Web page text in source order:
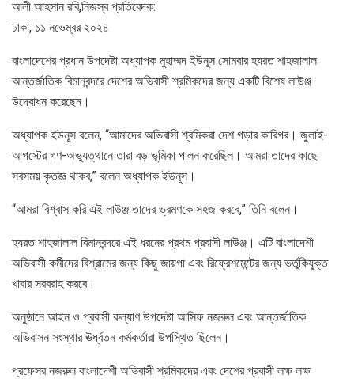
আলী আহসান রবি,নিজস্ব প্রতিবেদক:
ঢাকা, ১১ নভেম্বর ২০২৪
বাংলাদেশের প্রধান উপদেষ্টা অধ্যাপক মুহাম্মদ ইউনূস সোমবার হযরত শাহজালাল
আন্তর্জাতিক বিমানবন্দরে দেশের অভিবাসী শ্রমিকদের জন্য একটি বিশেষ লাউঞ্জ
উদ্বোধন করেছেন।
অধ্যাপক ইউনূস বলেন, “আমাদের অভিবাসী শ্রমিকরা দেশ গড়ার কারিগর। জুলাই-
আগস্টের গণ-অভ্যুত্থানে তারা বড় ভূমিকা পালন করেছিল। আমরা তাদের কাছে
সবসময় কৃতজ্ঞ থাকব,” বলেন অধ্যাপক ইউনূস।
“আমরা বিশ্বাস করি এই লাউঞ্জ তাদের ভ্রমণকে সহজ করবে,” তিনি বলেন।
হযরত শাহজালাল বিমানবন্দরে এই ধরনের প্রথম প্রবাসী লাউঞ্জ। এটি বাংলাদেশী
অভিবাসী কর্মীদের বিশ্রামের জন্য কিছু জায়গা এবং রিফ্রেশমেন্টের জন্য ভর্তুকিযুক্ত
খাবার সরবরাহ করবে।
অনুষ্ঠানে আইন ও প্রবাসী কল্যাণ উপদেষ্টা আসিফ নজরুল এবং আন্তর্জাতিক
অভিবাসন সংস্থার ঊর্ধ্বতন কর্মকর্তারা উপস্থিত ছিলেন।
প্রফেসর নজরুল বাংলাদেশী অভিবাসী শ্রমিকদের এবং দেশের প্রবাসী লক্ষ লক্ষ